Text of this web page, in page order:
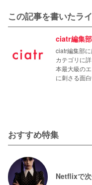
この記事を書いたラ
ciatr編集部
ciatr編集部
カテゴリに
本最大級の
に刺さる面
おすすめ特集
Netflixで次